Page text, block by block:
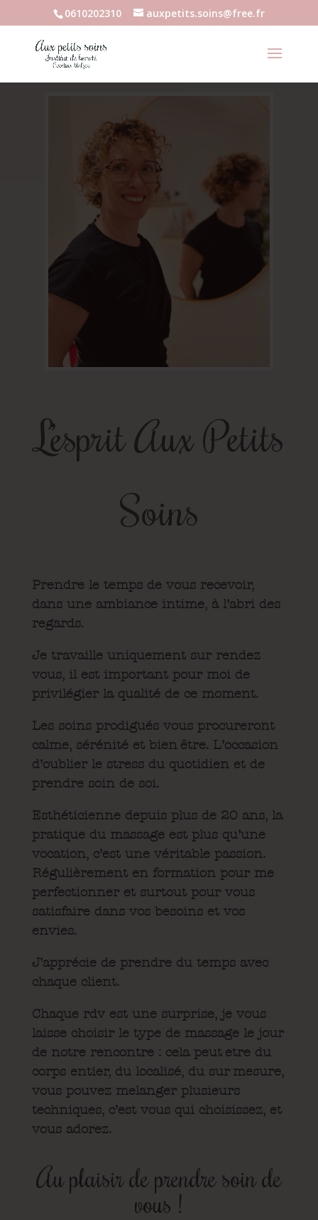
0610202310 auxpetits.soins@free.fr
L’esprit Aux Petits
Soins
Prendre le temps de vous recevoir,
dans une ambiance intime, à l’abri des
regards.
Je travaille uniquement sur rendez-
vous, il est important pour moi de
privilégier la qualité de ce moment.
Les soins prodigués vous procureront
calme, sérénité et bien-être. L’occasion
d’oublier le stress du quotidien et de
prendre soin de soi.
Esthéticienne depuis plus de 20 ans, la
pratique du massage est plus qu’une
vocation, c’est une véritable passion.
Régulièrement en formation pour me
perfectionner et surtout pour vous
satisfaire dans vos besoins et vos
envies.
J’apprécie de prendre du temps avec
chaque client.
Chaque rdv est une surprise, je vous
laisse choisir le type de massage le jour
de notre rencontre : cela peut-etre du
corps entier, du localisé, du sur-mesure,
vous pouvez melanger plusieurs
techniques, c’est vous qui choisissez, et
vous adorez.
Au plaisir de prendre soin de
vous !